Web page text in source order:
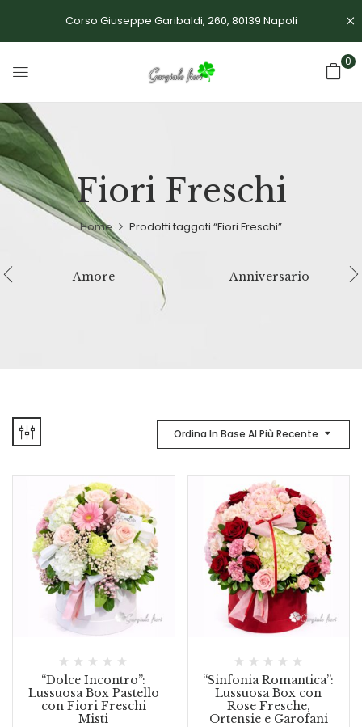
Corso Giuseppe Garibaldi, 260, 80139 Napoli
0
Fiori Freschi
Home Prodotti taggati “Fiori Freschi”
Amore Anniversario
Ordina In Base Al Più Recente
“Dolce Incontro”:
Lussuosa Box Pastello
con Fiori Freschi
Misti
“Sinfonia Romantica”:
Lussuosa Box con
Rose Fresche,
Ortensie e Garofani